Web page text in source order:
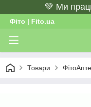
💚 Ми
Фіто | Fito.ua
Товари